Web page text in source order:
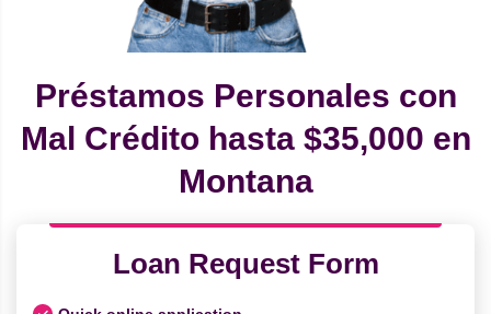
Préstamos Personales con
Mal Crédito hasta $35,000 en
Montana
Loan Request Form